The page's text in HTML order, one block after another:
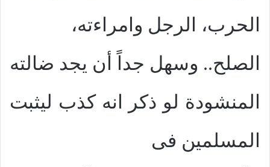
الحرب، الرجل وامراءته،
الصلح.. وسهل جداً أن يجد ضالته
المنشودة لو ذكر انه كذب ليثبت
المسلمين فى